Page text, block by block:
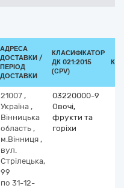
АДРЕСА
ДОСТАВКИ /
ПЕРІОД
ДОСТАВКИ
КЛАСИФІКАТОР
ДК 021:2015
(CPV)
21007 ,
Україна ,
Вінницька
область ,
м.Вінниця ,
вул.
Стрілецька,
99
по 31-12-
03220000-9
Овочі,
фрукти та
горіхи